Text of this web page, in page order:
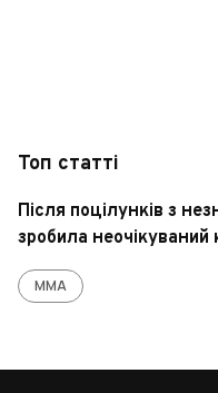
Топ статті
Після поцілунків з
зробила неочікуваний
ММА